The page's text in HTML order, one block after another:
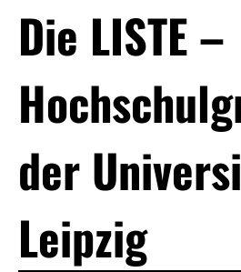
Die LISTE –
der
Leipzig